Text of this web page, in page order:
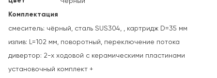
Комплектация
смеситель: чёрный, сталь SUS304, , картридж D=35 мм
излив: L=102 мм, поворотный, переключение потока
дивертор: 2-х ходовой с керамическими пластинами
установочный комплект +